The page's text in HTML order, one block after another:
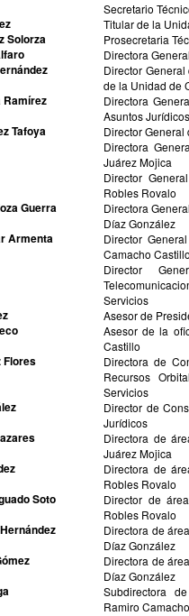
Secretario
Titular de la
Solorza Prosecretaria
Directora
Director
de la Unidad de
Ramírez
Directora
Asuntos Jurídicos
Tafoya Director
Directora
Juárez Mojica
Director
Robles Rovalo
Guerra
Directora
Díaz González
Armenta
Director
Camacho Castillo
Director
Servicios
Asesor de
Asesor de la
Castillo
Flores
Directora de
Recursos
Servicios
Director de
Jurídicos
Directora de
Juárez Mojica
Directora de
Robles Rovalo
Soto
Director de
Robles Rovalo
Directora de
Díaz González
Directora de
Díaz González
Subdirectora
Ramiro